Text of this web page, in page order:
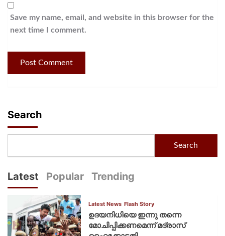
Save my name, email, and website in this browser for the
next time I comment.
Search
Search
Latest Popular Trending
Latest News Flash Story
ഉദയനിധിയെ ഇന്നു തന്നെ
മോചിപ്പിക്കണമെന്ന് മദ്രാസ്